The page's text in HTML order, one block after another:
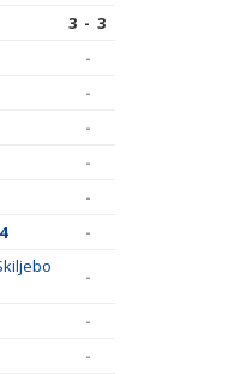
3 - 3
-
-
-
-
-
-
-
-
-